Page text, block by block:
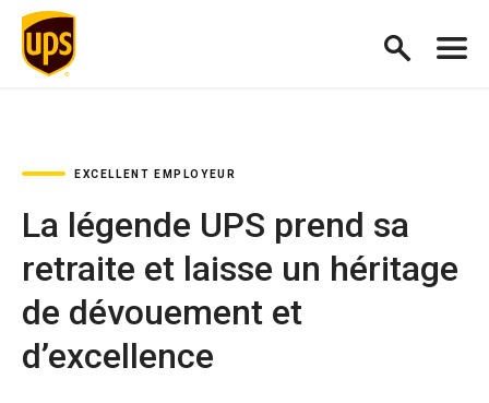
EXCELLENT EMPLOYEUR
La légende UPS prend sa
retraite et laisse un héritage
de dévouement et
d’excellence